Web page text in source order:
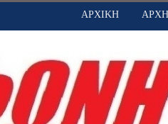
ΑΡΧΙΚΗ